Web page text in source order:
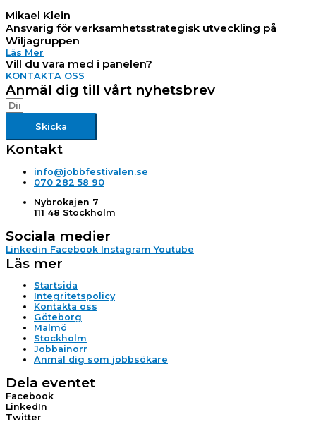
Mikael Klein
Ansvarig för verksamhetsstrategisk utveckling på
Wiljagruppen
Läs Mer
Vill du vara med i panelen?
KONTAKTA OSS
Anmäl dig till vårt nyhetsbrev
Skicka
Kontakt
info@jobbfestivalen.se
070 282 58 90
Nybrokajen 7
111 48 Stockholm
Sociala medier
Linkedin Facebook Instagram Youtube
Läs mer
Startsida
Integritetspolicy
Kontakta oss
Göteborg
Malmö
Stockholm
Jobbainorr
Anmäl dig som jobbsökare
Dela eventet
Facebook
LinkedIn
Twitter